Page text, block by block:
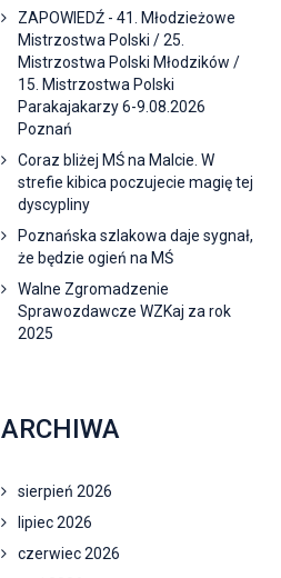
ZAPOWIEDŹ - 41. Młodzieżowe
Mistrzostwa Polski / 25.
Mistrzostwa Polski Młodzików /
15. Mistrzostwa Polski
Parakajakarzy 6-9.08.2026
Poznań
Coraz bliżej MŚ na Malcie. W
strefie kibica poczujecie magię tej
dyscypliny
Poznańska szlakowa daje sygnał,
że będzie ogień na MŚ
Walne Zgromadzenie
Sprawozdawcze WZKaj za rok
2025
ARCHIWA
sierpień 2026
lipiec 2026
czerwiec 2026